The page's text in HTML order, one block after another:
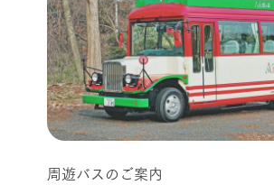
周遊バスのご案内